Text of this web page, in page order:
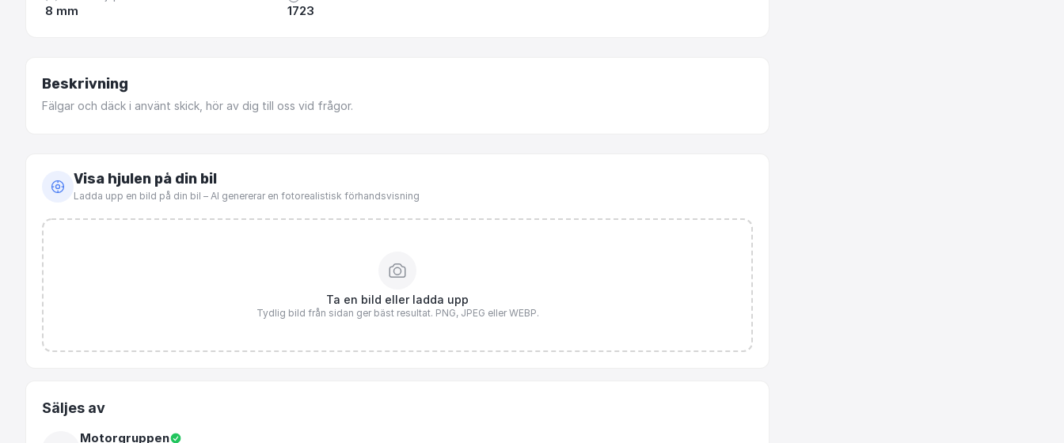
8 mm 1723
Beskrivning
Fälgar och däck i använt skick, hör av dig till oss vid frågor.
Visa hjulen på din bil
Ladda upp en bild på din bil – AI genererar en fotorealistisk förhandsvisning
Ta en bild eller ladda upp
Tydlig bild från sidan ger bäst resultat. PNG, JPEG eller WEBP.
Säljes av
Motorgruppen